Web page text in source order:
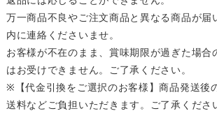
万一商品不良やご注文商品と異なる商品が届
内に連絡くださいませ。
お客様が不在のまま、賞味期限が過ぎた場合
はお受けできません。ご了承ください。
※【代金引換をご選択のお客様】商品発送後
送料などご負担いただきます。ご了承くださ